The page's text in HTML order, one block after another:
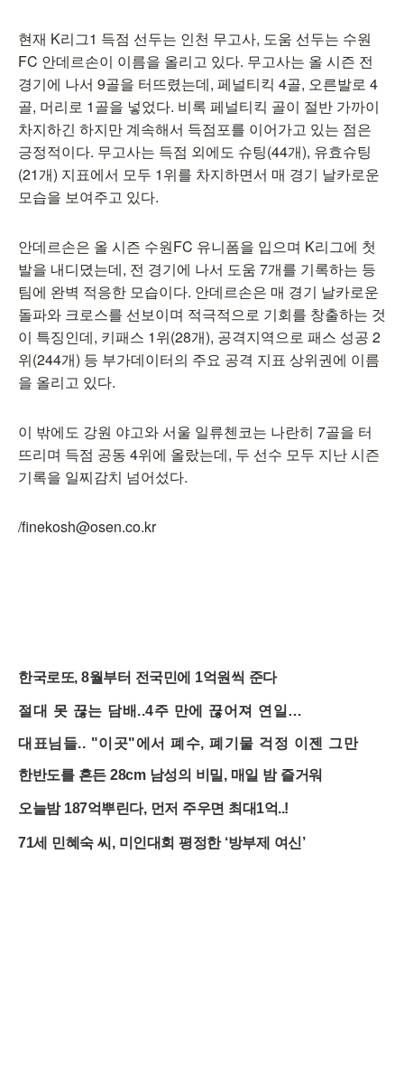
현재 K리그1 득점 선두는 인천 무고사, 도움 선두는 수원
FC 안데르손이 이름을 올리고 있다. 무고사는 올 시즌 전
경기에 나서 9골을 터뜨렸는데, 페널티킥 4골, 오른발로 4
골, 머리로 1골을 넣었다. 비록 페널티킥 골이 절반 가까이
차지하긴 하지만 계속해서 득점포를 이어가고 있는 점은
긍정적이다. 무고사는 득점 외에도 슈팅(44개), 유효슈팅
(21개) 지표에서 모두 1위를 차지하면서 매 경기 날카로운
모습을 보여주고 있다.
안데르손은 올 시즌 수원FC 유니폼을 입으며 K리그에 첫
발을 내디뎠는데, 전 경기에 나서 도움 7개를 기록하는 등
팀에 완벽 적응한 모습이다. 안데르손은 매 경기 날카로운
돌파와 크로스를 선보이며 적극적으로 기회를 창출하는 것
이 특징인데, 키패스 1위(28개), 공격지역으로 패스 성공 2
위(244개) 등 부가데이터의 주요 공격 지표 상위권에 이름
을 올리고 있다.
이 밖에도 강원 야고와 서울 일류첸코는 나란히 7골을 터
뜨리며 득점 공동 4위에 올랐는데, 두 선수 모두 지난 시즌
기록을 일찌감치 넘어섰다.
/finekosh@osen.co.kr